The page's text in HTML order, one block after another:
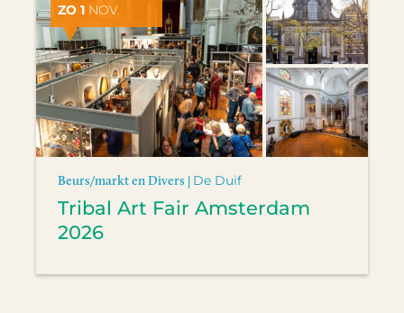
ZO 1 NOV.
Beurs/markt en Divers | De Duif
Tribal Art Fair Amsterdam
2026